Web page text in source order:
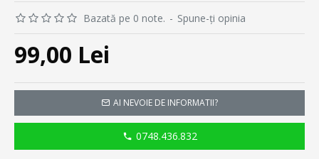
Bazată pe 0 note. - Spune-ţi opinia
99,00 Lei
AI NEVOIE DE INFORMATII?
0748.436.832